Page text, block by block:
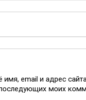
имя, email и адрес
моих